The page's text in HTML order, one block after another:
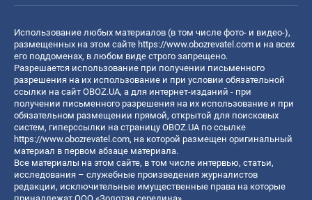
Использование любых материалов (в том числе фото- и видео-),
размещенных на этом сайте https://www.obozrevatel.com и на всех
его поддоменах, в любом виде строго запрещено.
Разрешается использование при получении письменного
разрешения на их использование и при условии обязательной
ссылки на сайт OBOZ.UA, а для интернет-изданий - при
получении письменного разрешения на их использование и при
обязательном размещении прямой, открытой для поисковых
систем, гиперссылки на страницу OBOZ.UA по ссылке
https://www.obozrevatel.com, на которой размещен оригинальный
материал в первом абзаце материала.
Все материалы на этом сайте, в том числе интервью, статьи,
исследования – служебные произведения журналистов
редакции, исключительные имущественные права на которые